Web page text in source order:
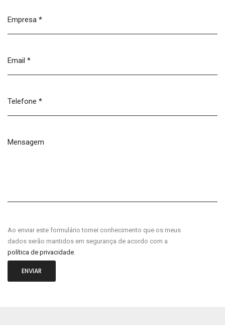
Ao enviar este formulário tomei conhecimento que os meus
dados serão mantidos em segurança de acordo com a
política de privacidade
ENVIAR